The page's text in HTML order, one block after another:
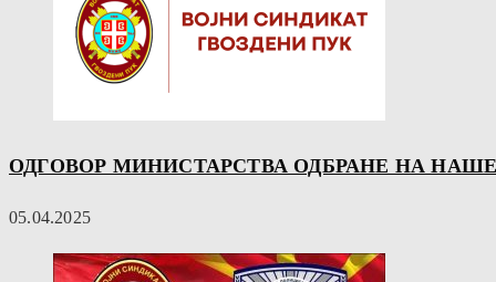
ОДГОВОР МИНИСТАРСТВА ОДБРАНЕ НА
05.04.2025